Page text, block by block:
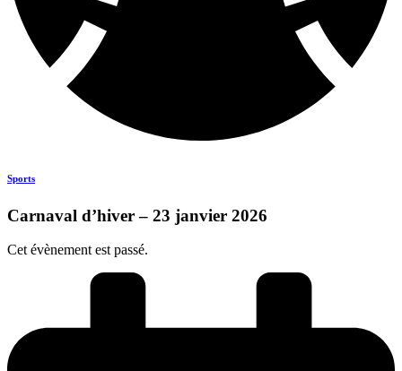
Sports
Carnaval d’hiver – 23 janvier 2026
Cet évènement est passé.